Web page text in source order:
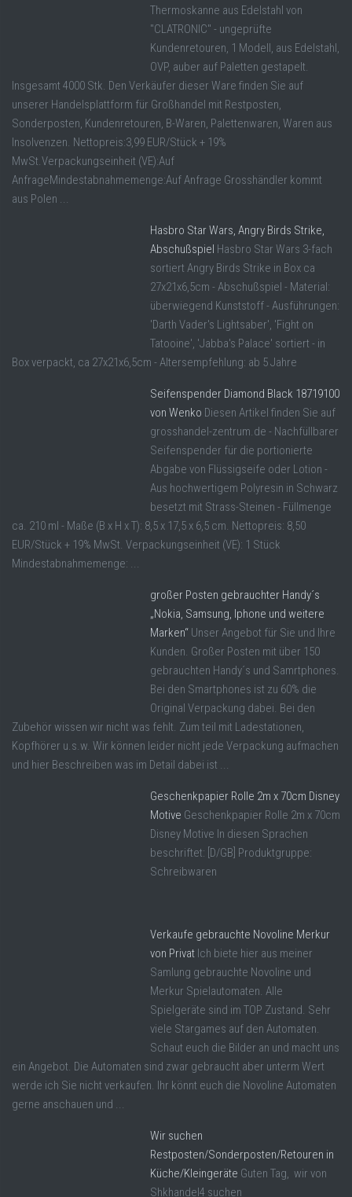
Thermoskanne aus Edelstahl von
"CLATRONIC" - ungeprüfte
Kundenretouren, 1 Modell, aus Edelstahl,
OVP, auber auf Paletten gestapelt.
Insgesamt 4000 Stk. Den Verkäufer dieser Ware finden Sie auf
unserer Handelsplattform für Großhandel mit Restposten,
Sonderposten, Kundenretouren, B-Waren, Palettenwaren, Waren aus
Insolvenzen. Nettopreis:3,99 EUR/Stück + 19%
MwSt.Verpackungseinheit (VE):Auf
AnfrageMindestabnahmemenge:Auf Anfrage Grosshändler kommt
aus Polen ...
Hasbro Star Wars, Angry Birds Strike,
Abschußspiel Hasbro Star Wars 3-fach
sortiert Angry Birds Strike in Box ca
27x21x6,5cm - Abschußspiel - Material:
überwiegend Kunststoff - Ausführungen:
'Darth Vader's Lightsaber', 'Fight on
Tatooine', 'Jabba's Palace' sortiert - in
Box verpackt, ca 27x21x6,5cm - Altersempfehlung: ab 5 Jahre
Seifenspender Diamond Black 18719100
von Wenko Diesen Artikel finden Sie auf
grosshandel-zentrum.de - Nachfüllbarer
Seifenspender für die portionierte
Abgabe von Flüssigseife oder Lotion -
Aus hochwertigem Polyresin in Schwarz
besetzt mit Strass-Steinen - Füllmenge
ca. 210 ml - Maße (B x H x T): 8,5 x 17,5 x 6,5 cm. Nettopreis: 8,50
EUR/Stück + 19% MwSt. Verpackungseinheit (VE): 1 Stück
Mindestabnahmemenge: ...
großer Posten gebrauchter Handy´s
„Nokia, Samsung, Iphone und weitere
Marken“ Unser Angebot für Sie und Ihre
Kunden. Großer Posten mit über 150
gebrauchten Handy´s und Samrtphones.
Bei den Smartphones ist zu 60% die
Original Verpackung dabei. Bei den
Zubehör wissen wir nicht was fehlt. Zum teil mit Ladestationen,
Kopfhörer u.s.w. Wir können leider nicht jede Verpackung aufmachen
und hier Beschreiben was im Detail dabei ist ...
Geschenkpapier Rolle 2m x 70cm Disney
Motive Geschenkpapier Rolle 2m x 70cm
Disney Motive In diesen Sprachen
beschriftet: [D/GB] Produktgruppe:
Schreibwaren
Verkaufe gebrauchte Novoline Merkur
von Privat Ich biete hier aus meiner
Samlung gebrauchte Novoline und
Merkur Spielautomaten. Alle
Spielgeräte sind im TOP Zustand. Sehr
viele Stargames auf den Automaten.
Schaut euch die Bilder an und macht uns
ein Angebot. Die Automaten sind zwar gebraucht aber unterm Wert
werde ich Sie nicht verkaufen. Ihr könnt euch die Novoline Automaten
gerne anschauen und ...
Wir suchen
Restposten/Sonderposten/Retouren in
Küche/Kleingeräte Guten Tag, wir von
Shkhandel4 suchen